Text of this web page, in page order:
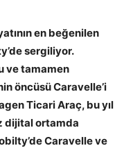
en beğenilen
sergiliyor.
ve tamamen
öncüsü Caravelle’i
Ticari Araç, bu yıl
dijital ortamda
Caravelle ve